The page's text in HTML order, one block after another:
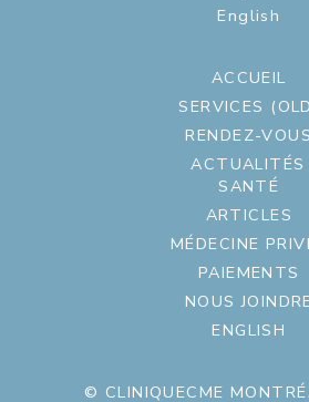
English
ACCUEIL
SERVICES
RENDEZ-VOUS
ACTUALITÉS
SANTÉ
ARTICLES
MÉDECINE
PAIEMENTS
NOUS
ENGLISH
© CLINIQUECME